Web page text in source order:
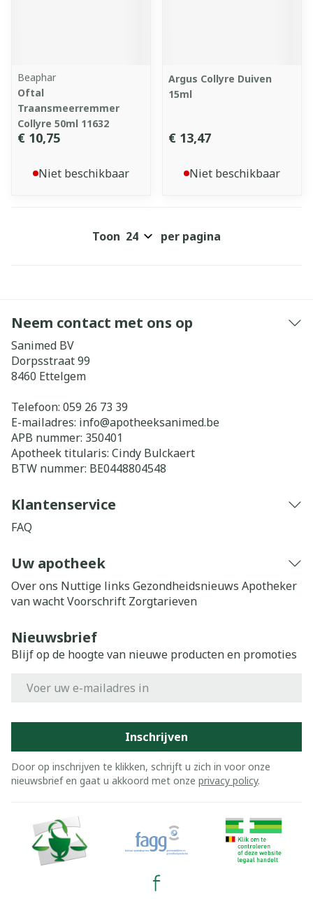
Beaphar
Oftal
Traansmeerremmer
Collyre 50ml 11632
€ 10,75
Niet beschikbaar
Argus Collyre Duiven
15ml
€ 13,47
Niet beschikbaar
Toon per pagina
Neem contact met ons op
Sanimed BV
Dorpsstraat 99
8460 Ettelgem
Telefoon: 059 26 73 39
E-mailadres: info@apotheeksanimed.be
APB nummer: 350401
Apotheek titularis: Cindy Bulckaert
BTW nummer: BE0448804548
Klantenservice
FAQ
Uw apotheek
Over ons Nuttige links Gezondheidsnieuws Apotheker
van wachtVoorschrift Zorgtarieven
Nieuwsbrief
Blijf op de hoogte van nieuwe producten en promoties
Inschrijven
Door op inschrijven te klikken, schrijft u zich in voor onze
nieuwsbrief en gaat u akkoord met onze privacy policy.